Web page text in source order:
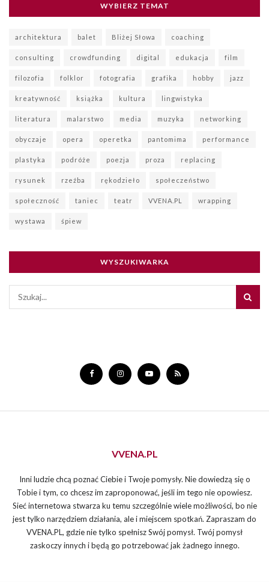
WYBIERZ TEMAT
architektura balet Bliżej Słowa coaching
consulting crowdfunding digital edukacja film
filozofia folklor fotografia grafika hobby jazz
kreatywność książka kultura lingwistyka
literatura malarstwo media muzyka networking
obyczaje opera operetka pantomima performance
plastyka podróże poezja proza replacing
rysunek rzeźba rękodzieło społeczeństwo
społeczność taniec teatr VVENA.PL wrapping
wystawa śpiew
WYSZUKIWARKA
VVENA.PL
Inni ludzie chcą poznać Ciebie i Twoje pomysły. Nie dowiedzą się o
Tobie i tym, co chcesz im zaproponować, jeśli im tego nie opowiesz.
Sieć internetowa stwarza ku temu szczególnie wiele możliwości, bo nie
jest tylko narzędziem działania, ale i miejscem spotkań. Zapraszam do
VVENA.PL, gdzie nie tylko spełnisz Swój pomysł. Twój pomysł
zaskoczy innych i będą go potrzebować jak żadnego innego.